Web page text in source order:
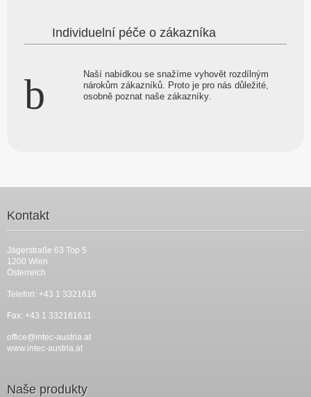
Individuelní péče o zákazníka
Naší nabídkou se snažíme vyhovět rozdílným
nárokům zákazníků. Proto je pro nás důležité,
osobně poznat naše zákazníky
Kontakt
Jägerstraße 63 Top 5
1200 Wien
Österreich
Telefon: +43 1 3321616
Fax: +43 1 332161611
office@intec-austria.at
www.intec-austria.at
Naše produkty